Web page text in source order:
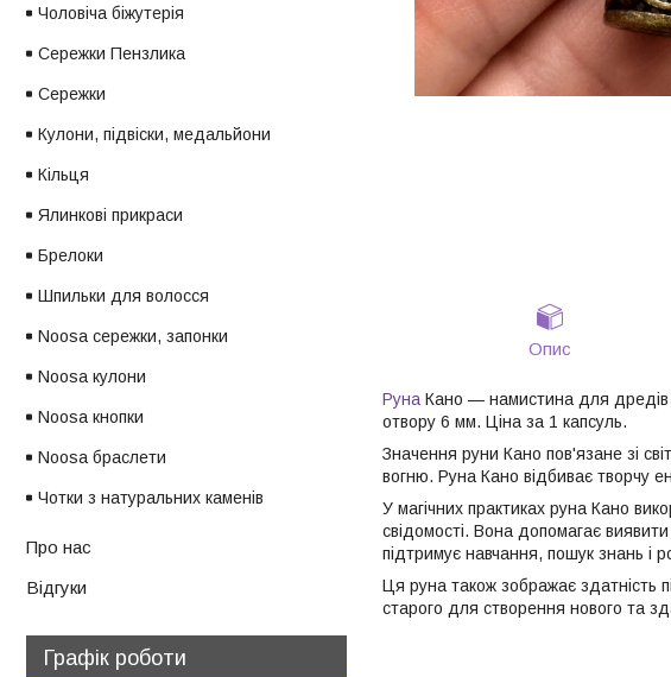
Опис
Руна Кано — намистина для дредів
отвору 6 мм. Ціна за 1 капсуль.
Значення руни Кано пов'язане зі
вогню. Руна Кано відбиває творчу
У магічних практиках руна Кано
свідомості. Вона допомагає
підтримує навчання, пошук знань і
Ця руна також зображає здатність
старого для створення нового та
Чоловіча біжутерія
Сережки Пензлика
Сережки
Кулони, підвіски, медальйони
Кільця
Ялинкові прикраси
Брелоки
Шпильки для волосся
Noosa сережки, запонки
Noosa кулони
Noosa кнопки
Noosa браслети
Чотки з натуральних каменів
Про нас
Відгуки
Графік роботи